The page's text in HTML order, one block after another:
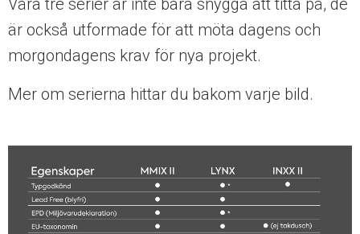
Våra tre serier är inte bara snygga att titta på, de
är också utformade för att möta dagens och
morgondagens krav för nya projekt.
Mer om serierna hittar du bakom varje bild.